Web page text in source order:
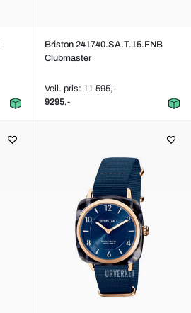
Briston 241740.SA.T.15.FNB
Clubmaster
Veil. pris: 11 595,-
9295,-